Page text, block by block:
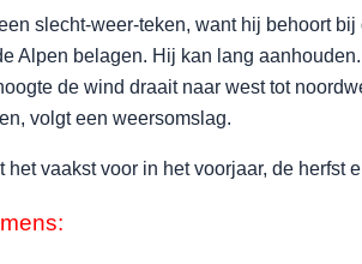
slecht-weer-teken, want hij behoort bij
Alpen belagen. Hij kan lang
de wind draait naar west tot
volgt een weersomslag.
vaakst voor in het voorjaar, de herfst